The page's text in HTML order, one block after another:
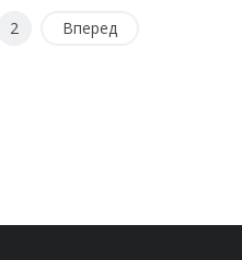
2 Вперед